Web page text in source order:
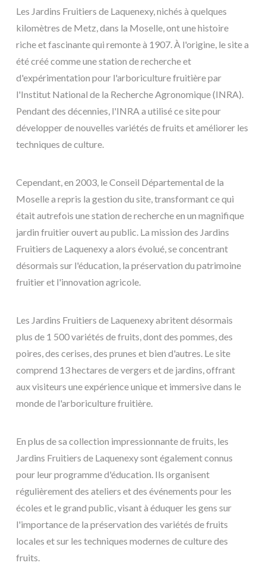
Les Jardins Fruitiers de Laquenexy, nichés à quelques
kilomètres de Metz, dans la Moselle, ont une histoire
riche et fascinante qui remonte à 1907. À l'origine, le site a
été créé comme une station de recherche et
d'expérimentation pour l'arboriculture fruitière par
l'Institut National de la Recherche Agronomique (INRA).
Pendant des décennies, l'INRA a utilisé ce site pour
développer de nouvelles variétés de fruits et améliorer les
techniques de culture.
Cependant, en 2003, le Conseil Départemental de la
Moselle a repris la gestion du site, transformant ce qui
était autrefois une station de recherche en un magnifique
jardin fruitier ouvert au public. La mission des Jardins
Fruitiers de Laquenexy a alors évolué, se concentrant
désormais sur l'éducation, la préservation du patrimoine
fruitier et l'innovation agricole.
Les Jardins Fruitiers de Laquenexy abritent désormais
plus de 1 500 variétés de fruits, dont des pommes, des
poires, des cerises, des prunes et bien d'autres. Le site
comprend 13 hectares de vergers et de jardins, offrant
aux visiteurs une expérience unique et immersive dans le
monde de l'arboriculture fruitière.
En plus de sa collection impressionnante de fruits, les
Jardins Fruitiers de Laquenexy sont également connus
pour leur programme d'éducation. Ils organisent
régulièrement des ateliers et des événements pour les
écoles et le grand public, visant à éduquer les gens sur
l'importance de la préservation des variétés de fruits
locales et sur les techniques modernes de culture des
fruits.